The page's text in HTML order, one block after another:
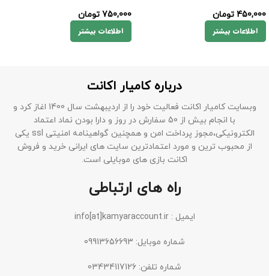
450,000 تومان
اطلاعات بیشتر
750,000 تومان
اطلاعات بیشتر
درباره کامیار اکانت
وبسایت کامیار اکانت فعالیت خود را از اردیبهشت سال 1400 اغاز کرد و
با انجام بیش از 50 سفارش در روز و دارا بودن نماد اعتماد
الکترونیکی،مجوز پرداخت امن و همچنین گواهینامه امنیتی ssl یکی
از محبوب ترین و مورد اعتمادترین سایت های ایرانی خرید و فروش
اکانت بازی های موبایلی است.
راه های ارتباطی
ایمیل : info[at]kamyaraccount.ir
شماره موبایل: 09913656693
شماره تلفن: 03434117126